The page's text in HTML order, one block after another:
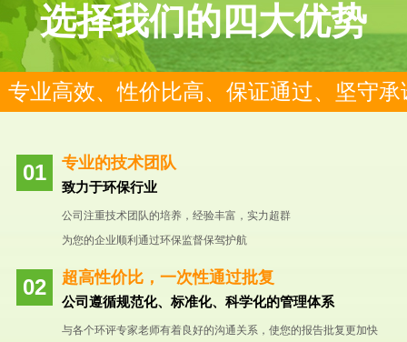
选择我们的四大优势
专业高效、性价比高、保证通过、坚守承
专业的技术团队
致力于环保行业
公司注重技术团队的培养，经验丰富，实力超群
为您的企业顺利通过环保监督保驾护航
超高性价比，一次性通过批复
公司遵循规范化、标准化、科学化的管理体系
与各个环评专家老师有着良好的沟通关系，使您的报告批复更加快